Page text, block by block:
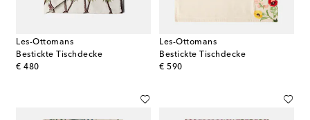
Les-Ottomans
Bestickte Tischdecke
€ 480
original price
Les-Ottomans
Bestickte Tischdecke
€ 590
original price